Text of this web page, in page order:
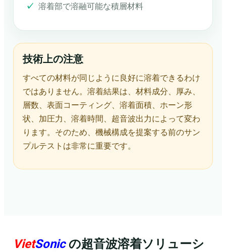
溶着部で溶融可能な積層材料
技術上の注意
すべての材料が同じように良好に溶着できるわけ
ではありません。溶着結果は、材料成分、厚み、
層数、表面コーティング、溶着面積、ホーン形
状、加圧力、溶着時間、超音波出力によって変わ
ります。そのため、機械構成を提案する前のサン
プルテストは非常に重要です。
VietSonicの超音波溶着ソリューシ